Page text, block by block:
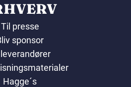
Til presse
sponsor
Hagge´s